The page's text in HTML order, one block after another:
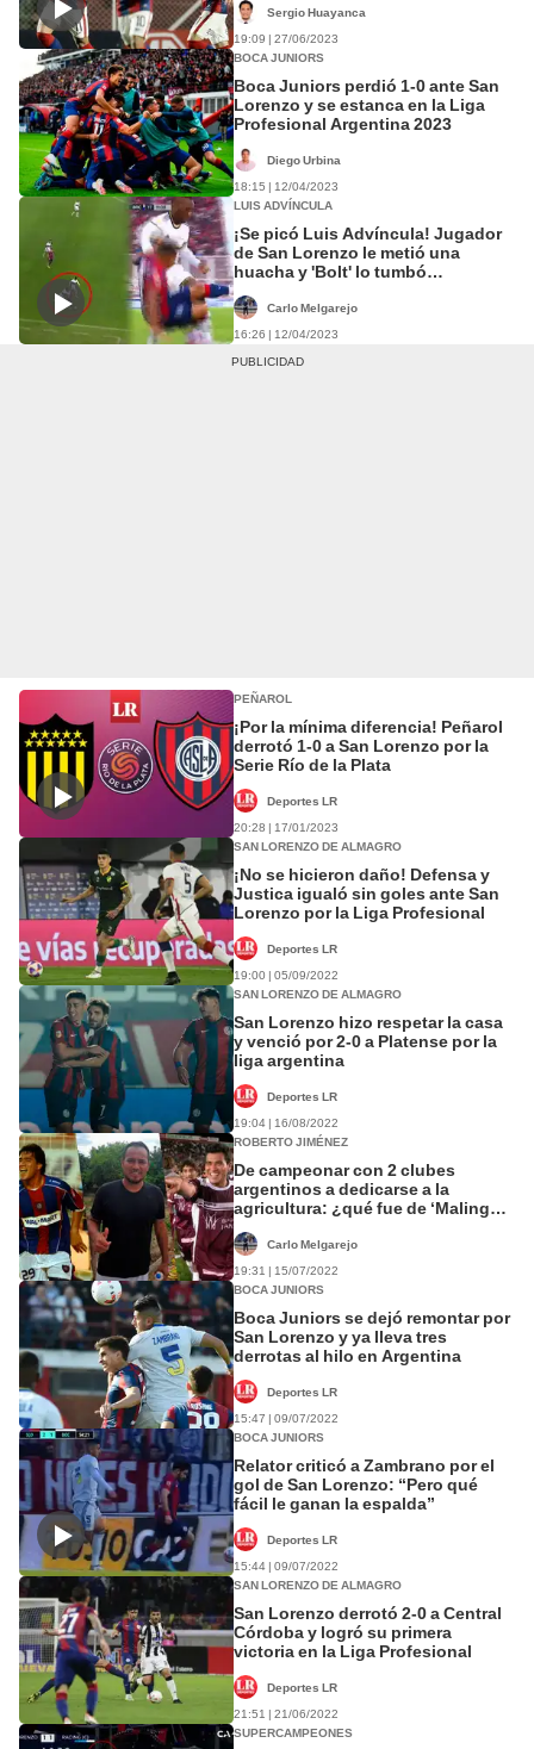
Sergio Huayanca
19:09 | 27/06/2023
BOCA JUNIORS
Boca Juniors perdió 1-0 ante San
Lorenzo y se estanca en la Liga
Profesional Argentina 2023
Diego Urbina
18:15 | 12/04/2023
LUIS ADVÍNCULA
¡Se picó Luis Advíncula! Jugador
de San Lorenzo le metió una
huacha y 'Bolt' lo tumbó
Carlo Melgarejo
16:26 | 12/04/2023
PEÑAROL
¡Por la mínima diferencia! Peñarol
derrotó 1-0 a San Lorenzo por la
Serie Río de la Plata
Deportes LR
20:28 | 17/01/2023
SAN LORENZO DE ALMAGRO
¡No se hicieron daño! Defensa y
Justica igualó sin goles ante San
Lorenzo por la Liga Profesional
Deportes LR
19:00 | 05/09/2022
SAN LORENZO DE ALMAGRO
San Lorenzo hizo respetar la casa
y venció por 2-0 a Platense por la
liga argentina
Deportes LR
19:04 | 16/08/2022
ROBERTO JIMÉNEZ
De campeonar con 2 clubes
argentinos a dedicarse a la
agricultura: ¿qué fue de ‘Malingas’
Carlo Melgarejo
19:31 | 15/07/2022
BOCA JUNIORS
Boca Juniors se dejó remontar por
San Lorenzo y ya lleva tres
derrotas al hilo en Argentina
Deportes LR
15:47 | 09/07/2022
BOCA JUNIORS
Relator criticó a Zambrano por el
gol de San Lorenzo: “Pero qué
fácil le ganan la espalda”
Deportes LR
15:44 | 09/07/2022
SAN LORENZO DE ALMAGRO
San Lorenzo derrotó 2-0 a Central
Córdoba y logró su primera
victoria en la Liga Profesional
Deportes LR
21:51 | 21/06/2022
SUPERCAMPEONES